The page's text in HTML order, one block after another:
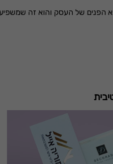
הפנים של העסק והוא זה שמשפיע